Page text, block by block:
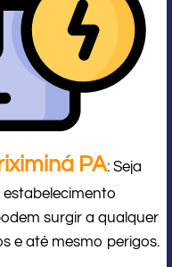
PA: Seja
surgir a qualquer
e até mesmo perigos.